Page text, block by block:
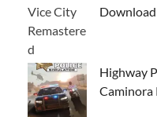
Download
Highway
Caminora